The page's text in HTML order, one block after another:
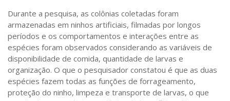
Durante a pesquisa, as colônias coletadas foram
armazenadas em ninhos artificiais, filmadas por longos
períodos e os comportamentos e interações entre as
espécies foram observados considerando as variáveis de
disponibilidade de comida, quantidade de larvas e
organização. O que o pesquisador constatou é que as duas
espécies fazem todas as funções de forrageamento,
proteção do ninho, limpeza e transporte de larvas, o que